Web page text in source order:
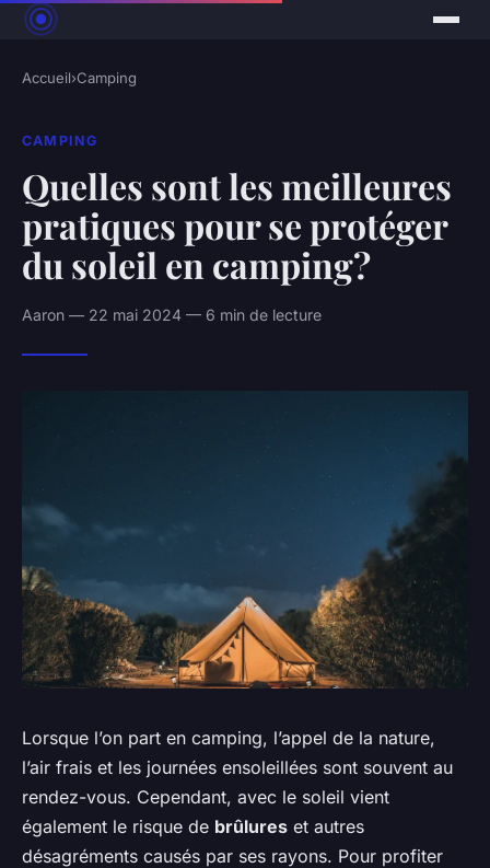
Accueil›Camping
CAMPING
Quelles sont les meilleures
pratiques pour se protéger
du soleil en camping?
Aaron — 22 mai 2024 — 6 min de lecture
Lorsque l’on part en camping, l’appel de la nature,
l’air frais et les journées ensoleillées sont souvent au
rendez-vous. Cependant, avec le soleil vient
également le risque de brûlures et autres
désagréments causés par ses rayons. Pour profiter